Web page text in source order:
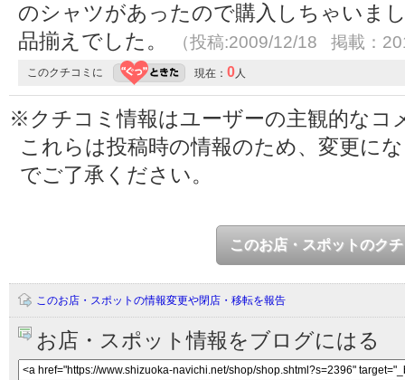
のシャツがあったので購入しちゃいま
品揃えでした。
（投稿:2009/12/18 掲載：
このクチコミに 現在： 0人
※クチコミ情報はユーザーの主観的なコ
これらは投稿時の情報のため、変更に
でご了承ください。
このお店・スポットのク
このお店・スポットの情報変更や閉店・移転を報告
お店・スポット情報をブログにはる